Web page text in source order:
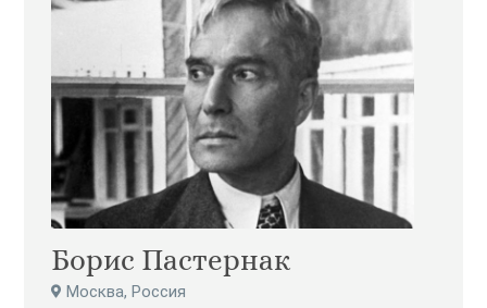
Борис Пастернак
Москва, Россия